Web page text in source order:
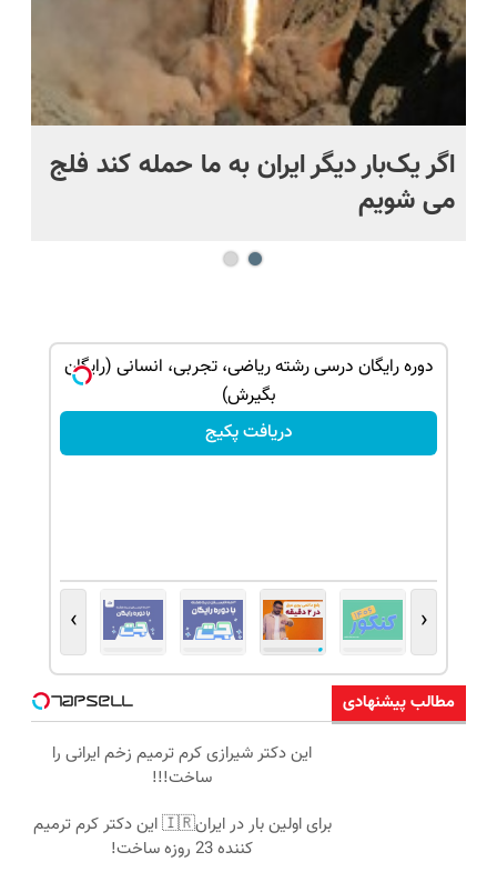
اگر یک‌بار دیگر ایران به ما حمله کند فلج
می شویم
دوره رایگان درسی رشته ریاضی، تجربی، انسانی (رایگان
بگیرش)
دریافت پکیج
‹
›
مطالب پیشنهادی
این دکتر شیرازی کرم ترمیم زخم ایرانی را
ساخت!!!
برای اولین بار در ایران🇮🇷 این دکتر کرم ترمیم
کننده 23 روزه ساخت!